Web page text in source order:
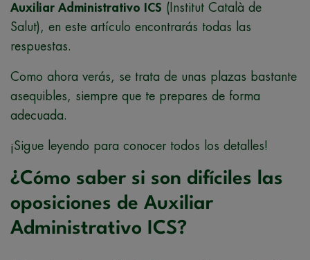
Auxiliar Administrativo ICS (Institut Català de
Salut), en este artículo encontrarás todas las
respuestas.
Como ahora verás, se trata de unas plazas bastante
asequibles, siempre que te prepares de forma
adecuada.
¡Sigue leyendo para conocer todos los detalles!
¿Cómo saber si son difíciles las
oposiciones de Auxiliar
Administrativo ICS?